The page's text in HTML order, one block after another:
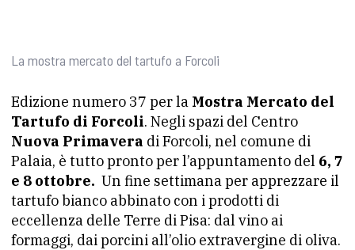
La mostra mercato del tartufo a Forcoli
Edizione numero 37 per la Mostra Mercato del
Tartufo di Forcoli. Negli spazi del Centro
Nuova Primavera di Forcoli, nel comune di
Palaia, è tutto pronto per l’appuntamento del 6, 7
e 8 ottobre. Un fine settimana per apprezzare il
tartufo bianco abbinato con i prodotti di
eccellenza delle Terre di Pisa: dal vino ai
formaggi, dai porcini all’olio extravergine di oliva.